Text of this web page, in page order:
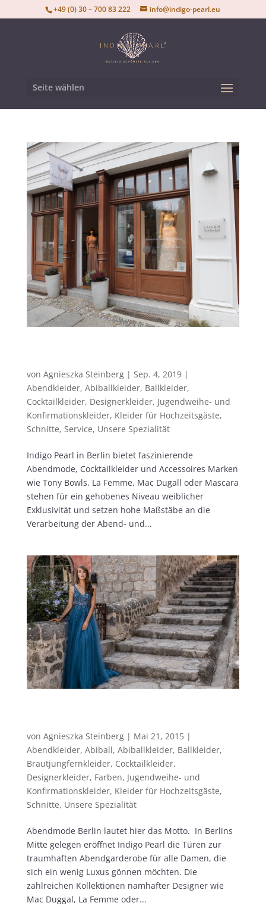
+49 (0) 30 – 700 83 222 info@indigo-pearl.eu
Seite wählen
von Agnieszka Steinberg| Sep. 4, 2019|
Abendkleider, Abiballkleider, Ballkleider,
Cocktailkleider, Designerkleider, Jugendweihe- und
Konfirmationskleider, Kleider für Hochzeitsgäste,
Schnitte, Service, Unsere Spezialität
Indigo Pearl in Berlin bietet faszinierende
Abendmode, Cocktailkleider und Accessoires Marken
wie Tony Bowls, La Femme, Mac Dugall oder Mascara
stehen für ein gehobenes Niveau weiblicher
Exklusivität und setzen hohe Maßstäbe an die
Verarbeitung der Abend- und...
von Agnieszka Steinberg| Mai 21, 2015|
Abendkleider, Abiball, Abiballkleider, Ballkleider,
Brautjungfernkleider, Cocktailkleider,
Designerkleider, Farben, Jugendweihe- und
Konfirmationskleider, Kleider für Hochzeitsgäste,
Schnitte, Unsere Spezialität
Abendmode Berlin lautet hier das Motto. In Berlins
Mitte gelegen eröffnet Indigo Pearl die Türen zur
traumhaften Abendgarderobe für alle Damen, die
sich ein wenig Luxus gönnen möchten. Die
zahlreichen Kollektionen namhafter Designer wie
Mac Duggal, La Femme oder...